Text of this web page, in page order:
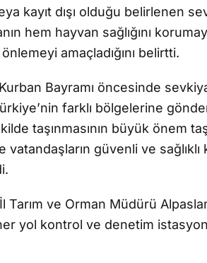
kayıt dışı olduğu belirlenen
hem hayvan sağlığını
önlemeyi amaçladığını belirtti.
Bayramı öncesinde
farklı bölgelerine
taşınmasının büyük önem
vatandaşların güvenli ve
Tarım ve Orman Müdürü
yol kontrol ve denetim